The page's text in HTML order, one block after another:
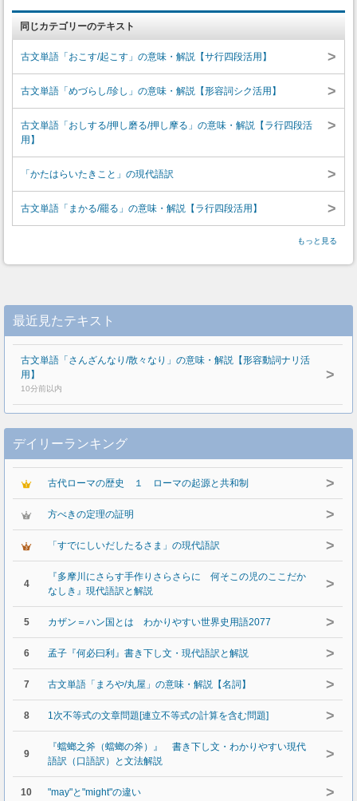
同じカテゴリーのテキスト
古文単語「おこす/起こす」の意味・解説【サ行四段活用】 >
古文単語「めづらし/珍し」の意味・解説【形容詞シク活用】 >
古文単語「おしする/押し磨る/押し摩る」の意味・解説【ラ行四段活
用】
>
「かたはらいたきこと」の現代語訳 >
古文単語「まかる/罷る」の意味・解説【ラ行四段活用】 >
もっと見る
最近見たテキスト
古文単語「さんざんなり/散々なり」の意味・解説【形容動詞ナリ活
用】
10分前以内
>
デイリーランキング
古代ローマの歴史 １ ローマの起源と共和制 >
方べきの定理の証明 >
「すでにしいだしたるさま」の現代語訳 >
4
『多摩川にさらす手作りさらさらに 何そこの児のここだか
なしき』現代語訳と解説
>
5 カザン＝ハン国とは わかりやすい世界史用語2077 >
6 孟子『何必曰利』書き下し文・現代語訳と解説 >
7 古文単語「まろや/丸屋」の意味・解説【名詞】 >
8 1次不等式の文章問題[連立不等式の計算を含む問題] >
9
『蟷螂之斧（蟷螂の斧）』 書き下し文・わかりやすい現代
語訳（口語訳）と文法解説
>
10 "may"と"might"の違い >